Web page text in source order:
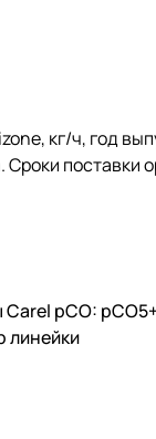
кг/ч, год
. Сроки поставки
pCO:
линейки